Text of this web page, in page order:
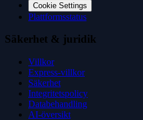
Cookie Settings
Plattformsstatus
Säkerhet & juridik
Villkor
Express-villkor
Säkerhet
Integritetspolicy
Databehandling
AI-översikt